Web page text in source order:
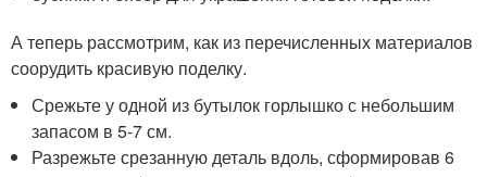
А теперь рассмотрим, как из перечисленных материалов
соорудить красивую поделку.
Срежьте у одной из бутылок горлышко с небольшим
запасом в 5-7 см.
Разрежьте срезанную деталь вдоль, сформировав 6